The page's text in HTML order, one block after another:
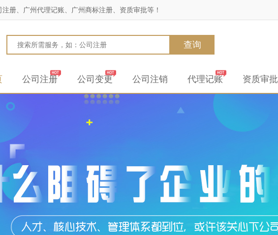
册、广州代理记账、广州商标注册、资质审批等！
查询
公司注册 公司变更 公司注销 代理记账 资质审批